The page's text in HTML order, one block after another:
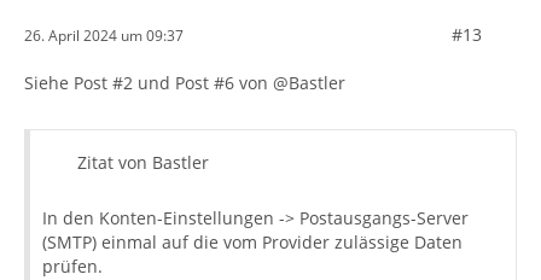
26. April 2024 um 09:37 #13
Siehe Post #2 und Post #6 von @Bastler
Zitat von Bastler
In den Konten-Einstellungen -> Postausgangs-Server
(SMTP) einmal auf die vom Provider zulässige Daten
prüfen.